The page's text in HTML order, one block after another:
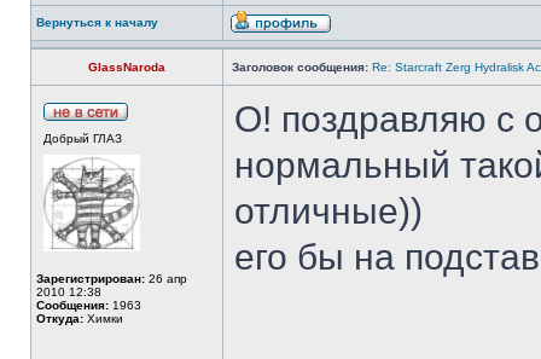
Вернуться к началу
GlassNaroda Заголовок сообщения: Re: Starcraft Zerg Hydralisk
Добрый ГЛАЗ
Зарегистрирован: 26 апр
2010 12:38
Сообщения: 1963
Откуда: Химки
О! поздравляю с
нормальный
отличные))
его бы на